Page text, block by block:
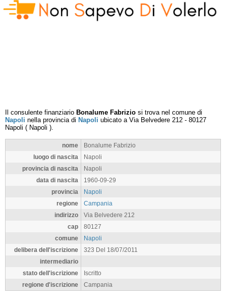
Il consulente finanziario Bonalume Fabrizio si trova nel comune di
Napoli nella provincia di Napoli ubicato a Via Belvedere 212 - 80127
Napoli ( Napoli ).
nome
Bonalume Fabrizio
luogo di nascita
Napoli
provincia di nascita
Napoli
data di nascita
1960-09-29
provincia
Napoli
regione
Campania
indirizzo
Via Belvedere 212
cap
80127
comune
Napoli
delibera dell'iscrizione
323 Del 18/07/2011
intermediario
stato dell'iscrizione
Iscritto
regione d'iscrizione
Campania